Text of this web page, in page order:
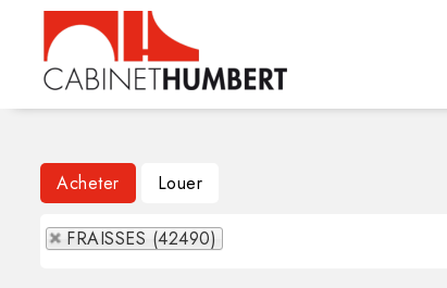
Acheter Louer
FRAISSES (42490)